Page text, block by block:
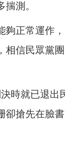
測。
正常運作，
相信民眾黨團
時就已退出
卻搶先在臉書